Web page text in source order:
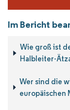
Im Bericht
Wie groß ist
Halbleiter-
Wer sind die
europäischen